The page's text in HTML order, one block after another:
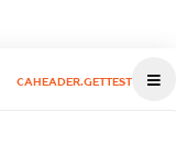
CAHEADER.GETTEST